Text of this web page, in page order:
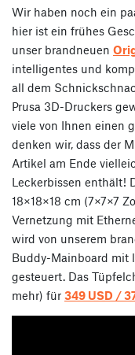
Wir haben noch ein
hier ist ein frühes
unser brandneuen
intelligentes und
all dem
Prusa 3D-Druckers
viele von Ihnen einen
denken wir, dass der
Artikel am Ende
Leckerbissen enthält!
18×18×18 cm (7×7×7
Vernetzung mit
wird von unserem
Buddy-Mainboard mit
gesteuert. Das
mehr) für 349 USD /